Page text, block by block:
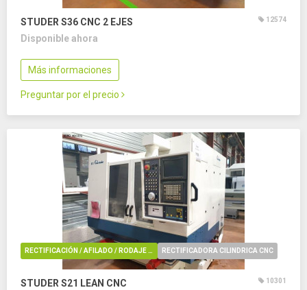
STUDER S36 CNC 2 EJES 12574
Disponible ahora
Más informaciones
Preguntar por el precio
RECTIFICACIÓN / AFILADO / RODAJE / REBARBADO / PULIDO RECTIFICADORA CILINDRICA CNC
STUDER S21 LEAN CNC 10301